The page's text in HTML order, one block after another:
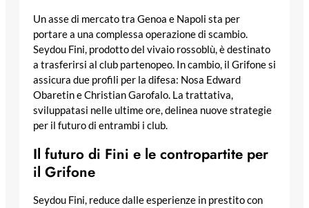
Un asse di mercato tra Genoa e Napoli sta per
portare a una complessa operazione di scambio.
Seydou Fini, prodotto del vivaio rossoblù, è destinato
a trasferirsi al club partenopeo. In cambio, il Grifone si
assicura due profili per la difesa: Nosa Edward
Obaretin e Christian Garofalo. La trattativa,
sviluppatasi nelle ultime ore, delinea nuove strategie
per il futuro di entrambi i club.
Il futuro di Fini e le contropartite per
il Grifone
Seydou Fini, reduce dalle esperienze in prestito con